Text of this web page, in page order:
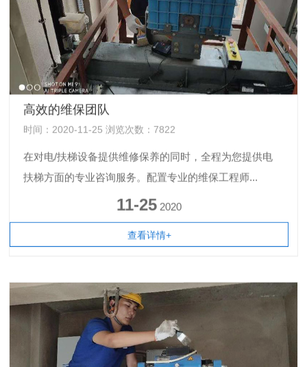
高效的维保团队
时间：2020-11-25 浏览次数：7822
在对电/扶梯设备提供维修保养的同时，全程为您提供电
扶梯方面的专业咨询服务。配置专业的维保工程师...
11-25 2020
查看详情+